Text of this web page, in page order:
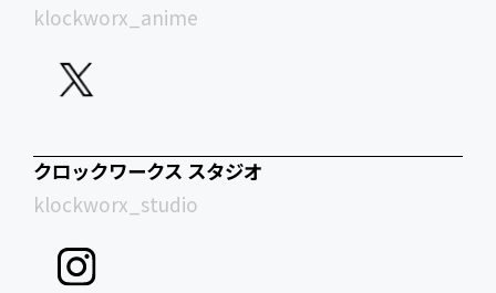
klockworx_anime
クロックワークス スタジオ
klockworx_studio